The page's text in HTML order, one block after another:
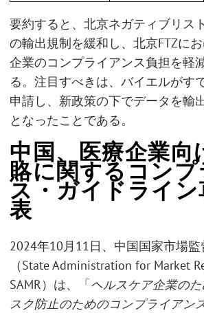
要約すると、北京ネガティブリス
の輸出規制を緩和し、北京FTZに
企業のコンプライアンス負担を軽
る。注目すべきは、バイエルがす
申請し、新政策の下でデータを輸
となったことである。
中国、医療企業向
賂に関するコン
ス・ガイドライ
表
2024年10月11日、中国国家市場
（State Administration for Market
SAMR）は、「ヘルスケア企業の
スク防止のためのコンプライアン